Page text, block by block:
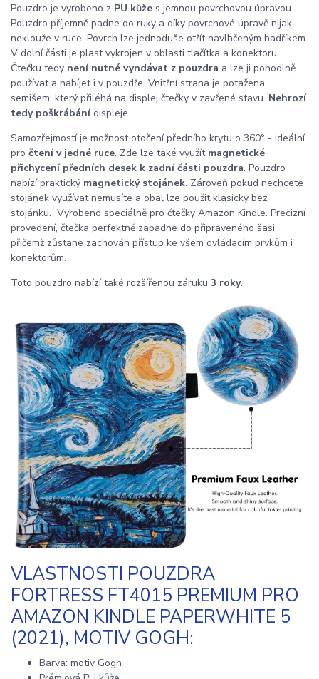
Pouzdro je vyrobeno z PU kůže s jemnou povrchovou úpravou.
Pouzdro příjemně padne do ruky a díky povrchové úpravě nijak
neklouže v ruce. Povrch lze jednoduše otřít navlhčeným hadříkem.
V dolní části je plast vykrojen v oblasti tlačítka a konektoru.
Čtečku tedy není nutné vyndávat z pouzdra a lze ji pohodlně
používat a nabíjet i v pouzdře. Vnitřní strana je potažena
semišem, který přiléhá na displej čtečky v zavřené stavu. Nehrozí
tedy poškrábánídispleje.
Samozřejmostí je možnost otočení předního krytu o 360° - ideální
pro čtení v jedné ruce. Zde lze také využít magnetické
přichycení předních desek k zadní části pouzdra. Pouzdro
nabízí praktický magnetický stojánek. Zároveň pokud nechcete
stojánek využívat nemusíte a obal lze použit klasicky bez
stojánku. Vyrobeno speciálně pro čtečky Amazon Kindle. Precizní
provedení, čtečka perfektně zapadne do připraveného šasi,
přičemž zůstane zachován přístup ke všem ovládacím prvkům i
konektorům.
Toto pouzdro nabízí také rozšířenou záruku 3 roky.
VLASTNOSTI POUZDRA
FORTRESS FT4015 PREMIUM PRO
AMAZON KINDLE PAPERWHITE 5
(2021), MOTIV GOGH:
Barva: motiv Gogh